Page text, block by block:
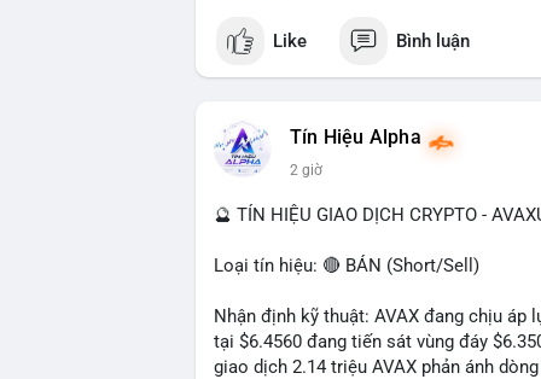
Like Bình luận
Tín Hiệu Alpha
2 giờ
🔮 TÍN HIỆU GIAO DỊCH CRYPTO -
Loại tín hiệu: 🔴 BÁN (Short/Sell)
Nhận định kỹ thuật: AVAX đang chịu áp
tại $6.4560 đang tiến sát vùng đáy
giao dịch 2.14 triệu AVAX phản ánh